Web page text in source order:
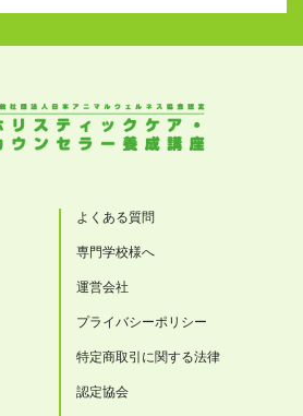
よくある質問
専門学校様へ
運営会社
プライバシーポリシー
特定商取引に関する法律
認定協会